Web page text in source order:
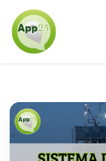
Comunicazione
Mittenti